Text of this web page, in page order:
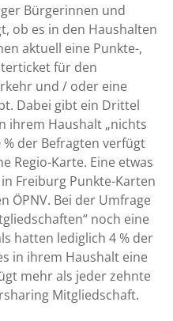
Bürgerinnen und
ob es in den Haushalten
aktuell eine Punkte-,
für den
und / oder eine
Dabei gibt ein Drittel
ihrem Haushalt „nichts
der Befragten verfügt
Regio-Karte. Eine etwas
Freiburg Punkte-Karten
ÖPNV. Bei der Umfrage
noch eine
hatten lediglich 4 % der
in ihrem Haushalt eine
mehr als jeder zehnte
Mitgliedschaft.